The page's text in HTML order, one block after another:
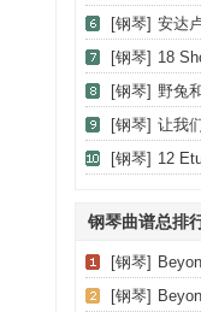
[钢琴] 安达
[钢琴] 18
[钢琴] 野兔
[钢琴] 让我
[钢琴] 12
钢琴曲谱总排
[钢琴]
[钢琴]